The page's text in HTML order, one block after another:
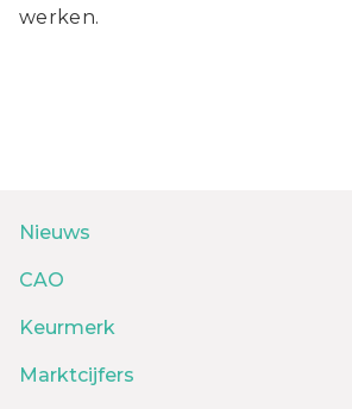
werken.
Nieuws
CAO
Keurmerk
Marktcijfers